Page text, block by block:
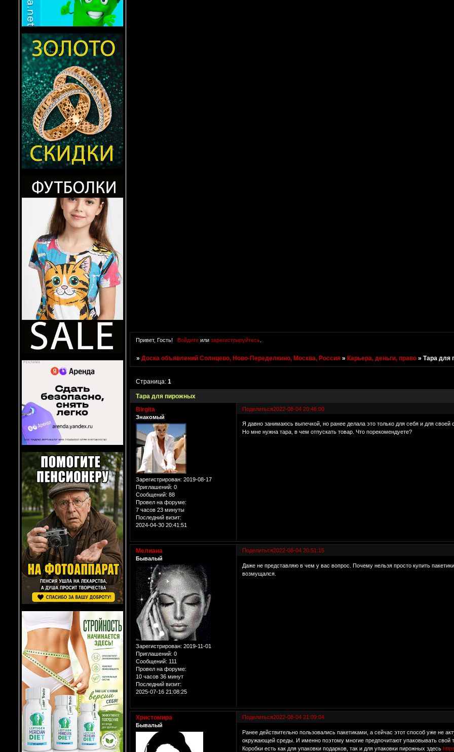
Привет, Гость! Войдитеили зарегистрируйтесь.
»Доска объявлений Солнцево, Ново-Переделкино, Москва, Россия »Карьера, деньги, право »Тара для
Тара для пирожных
Страница:1
Поделиться2022-08-04 20:46:00
Birgita
Знакомый
Зарегистрирован: 2019-08-17
Приглашений: 0
Сообщений: 88
Провел на форуме:
7 часов 23 минуты
Последний визит:
2024-04-30 20:41:51
Я давно занимаюсь выпечкой, но ранее делала это только для себя и для
Но мне нужна тара, в чем отпускать товар. Что порекомендуете?
Поделиться2022-08-04 20:51:15
Мелиана
Бывалый
Зарегистрирован: 2019-11-01
Приглашений: 0
Сообщений: 111
Провел на форуме:
10 часов 36 минут
Последний визит:
2025-07-16 21:08:25
Даже не представляю в чем у вас вопрос. Почему нельзя просто купить
возмущался.
Поделиться2022-08-04 21:09:04
Христомира
Бывалый
Ранее действительно пользовались пакетиками, а сейчас этот способ уже не
окружающей среды. И именно поэтому многие предпочитают упаковывать свой
Коробки есть как для упаковки подарков, так и для упаковки пирожных здесь